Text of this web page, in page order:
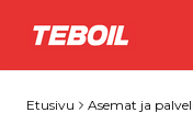
Siirry pääsisältöön
Etusivu Asemat ja